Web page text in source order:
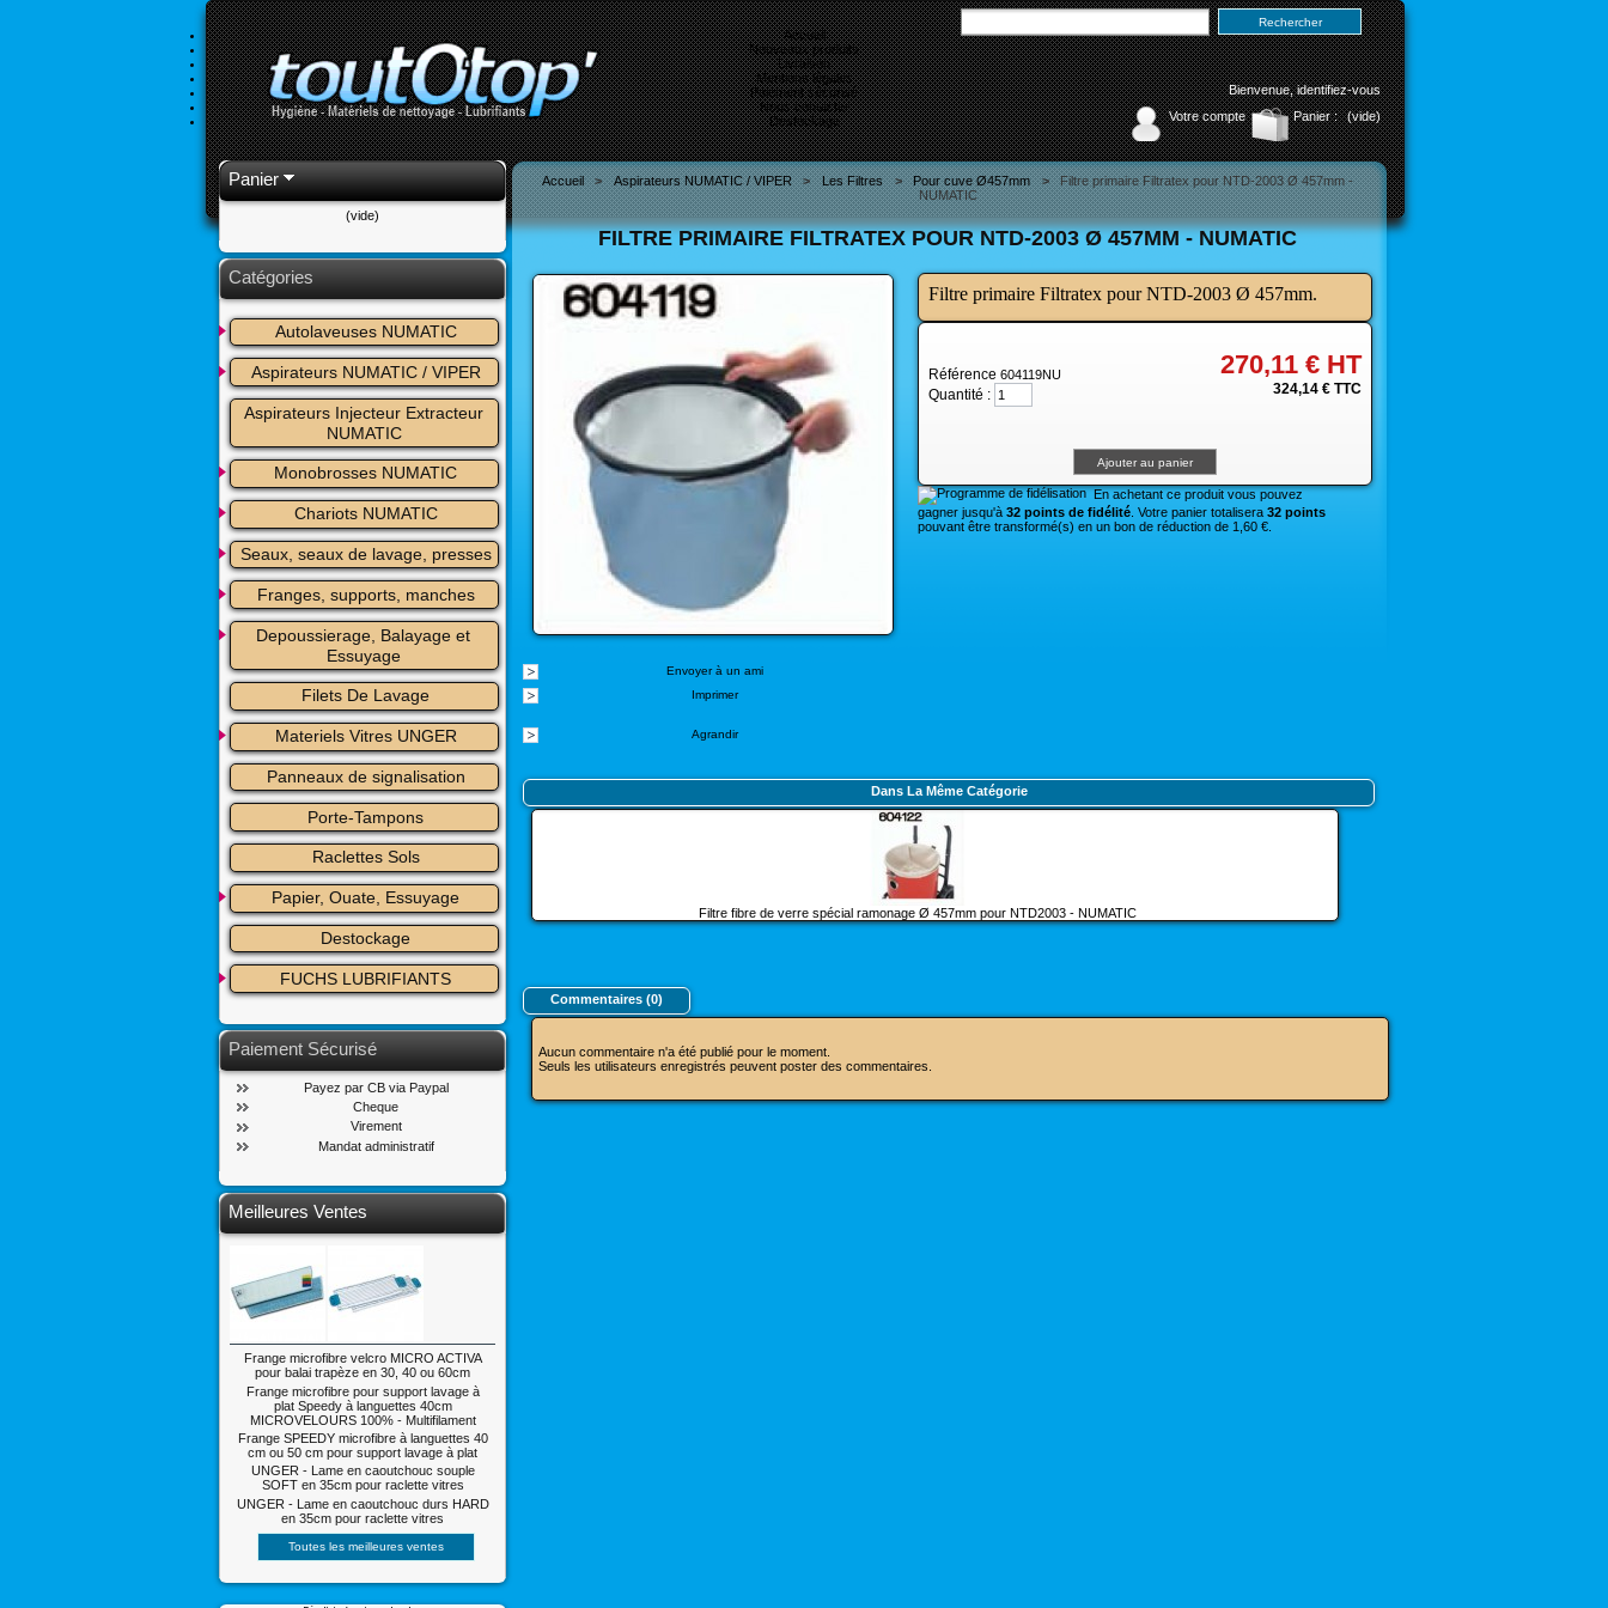
Bienvenue,identifiez-vous
Panier :
(vide)
Votre compte
Accueil
Nouveaux produits
Livraison
Mentions légales
Paiement sécurisé
Nous contacter
Destockage
Panier
(vide)
Catégories
Autolaveuses NUMATIC
Aspirateurs NUMATIC / VIPER
Aspirateurs Injecteur Extracteur
NUMATIC
Monobrosses NUMATIC
Chariots NUMATIC
Seaux, seaux de lavage, presses
Franges, supports, manches
Depoussierage, Balayage et
Essuyage
Filets De Lavage
Materiels Vitres UNGER
Panneaux de signalisation
Porte-Tampons
Raclettes Sols
Papier, Ouate, Essuyage
Destockage
FUCHS LUBRIFIANTS
Paiement Sécurisé
Payez par CB via Paypal
Cheque
Virement
Mandat administratif
Meilleures Ventes
Frange microfibre velcro MICRO ACTIVA
pour balai trapèze en 30, 40 ou 60cm
Frange microfibre pour support lavage à
plat Speedy à languettes 40cm
MICROVELOURS 100% - Multifilament
Frange SPEEDY microfibre à languettes 40
cm ou 50 cm pour support lavage à plat
UNGER - Lame en caoutchouc souple
SOFT en 35cm pour raclette vitres
UNGER - Lame en caoutchouc durs HARD
en 35cm pour raclette vitres
Toutes les meilleures ventes
Accueil > Aspirateurs NUMATIC / VIPER > Les Filtres > Pour cuve Ø457mm > Filtre primaire Filtratex pour NTD‐2003 Ø 457mm -
NUMATIC
FILTRE PRIMAIRE FILTRATEX POUR NTD‐2003 Ø 457MM - NUMATIC
Envoyer à un ami
Imprimer
Agrandir
Filtre primaire Filtratex pour NTD‐2003 Ø 457mm.
270,11 €HT
324,14 €TTC
Référence604119NU
Quantité :
En achetant ce produit vous pouvez
gagner jusqu'à 32 points de fidélité . Votre panier totalisera 32 points
pouvant être transformé(s) en un bon de réduction de 1,60 €.
Dans La Même Catégorie
Filtre fibre de verre spécial ramonage Ø 457mm pour NTD2003 - NUMATIC
Commentaires (0)
Aucun commentaire n'a été publié pour le moment.
Seuls les utilisateurs enregistrés peuvent poster des commentaires.